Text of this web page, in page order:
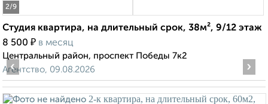
2/9
Студия квартира, на длительный срок, 38м², 9/12 этаж
8 500 ₽ в месяц
Центральный район, проспект Победы 7к2
Агентство, 09.08.2026
‹ ›